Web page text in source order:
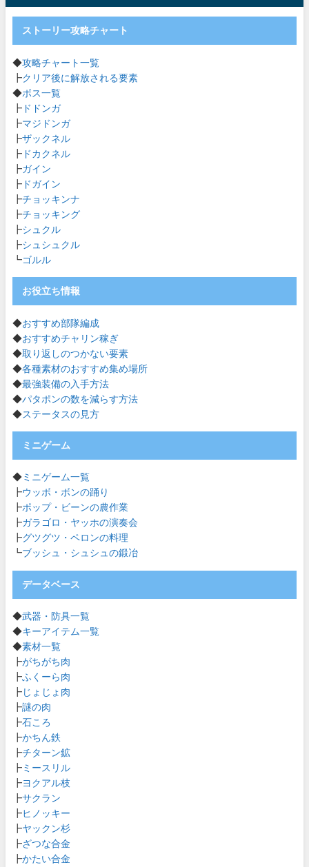
ストーリー攻略チャート
◆攻略チャート一覧
┣クリア後に解放される要素
◆ボス一覧
┣ ドドンガ
┣マジドンガ
┣ザックネル
┣ ドカクネル
┣ガイン
┣ ドガイン
┣チョッキンナ
┣チョッキング
┣シュクル
┣シュシュクル
┗ゴルル
お役立ち情報
◆おすすめ部隊編成
◆おすすめチャリン稼ぎ
◆取り返しのつかない要素
◆各種素材のおすすめ集め場所
◆最強装備の入手方法
◆パタポンの数を減らす方法
◆ステータスの見方
ミニゲーム
◆ ミニゲーム一覧
┣ウッボ・ボンの踊り
┣ポップ・ビーンの農作業
┣ガラゴロ・ヤッホの演奏会
┣グツグツ・ペロンの料理
┗ブッシュ・シュシュの鍛冶
データベース
◆武器・防具一覧
◆キーアイテム一覧
◆素材一覧
┣がちがち肉
┣ふくーら肉
┣ じょじょ肉
┣謎の肉
┣石ころ
┣かちん鉄
┣チターン鉱
┣ ミースリル
┣ヨクアル枝
┣サクラン
┣ ヒノッキー
┣ヤックン杉
┣ざつな合金
┣かたい合金